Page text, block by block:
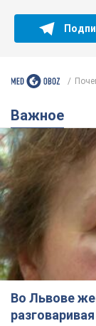
Важное
Во Львове